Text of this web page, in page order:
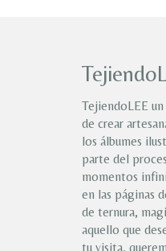
TejiendoLEE
de crear
los álbumes
parte del
momentos
en las páginas
de ternura,
aquello que
tu visita,